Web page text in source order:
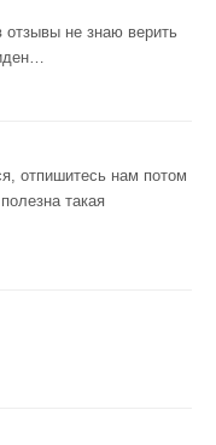
отзывы не знаю верить
отпишитесь нам потом
такая